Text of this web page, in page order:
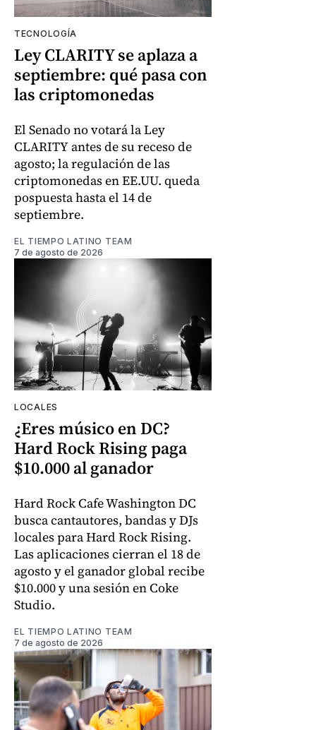
TECNOLOGÍA
Ley CLARITY se aplaza a
septiembre: qué pasa con
las criptomonedas
El Senado no votará la Ley
CLARITY antes de su receso de
agosto; la regulación de las
criptomonedas en EE.UU. queda
pospuesta hasta el 14 de
septiembre.
EL TIEMPO LATINO TEAM
7 de agosto de 2026
LOCALES
¿Eres músico en DC?
Hard Rock Rising paga
$10.000 al ganador
Hard Rock Cafe Washington DC
busca cantautores, bandas y DJs
locales para Hard Rock Rising.
Las aplicaciones cierran el 18 de
agosto y el ganador global recibe
$10.000 y una sesión en Coke
Studio.
EL TIEMPO LATINO TEAM
7 de agosto de 2026